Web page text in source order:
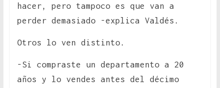
hacer, pero tampoco es que van a
perder demasiado -explica Valdés.
Otros lo ven distinto.
-Si compraste un departamento a 20
años y lo vendes antes del décimo